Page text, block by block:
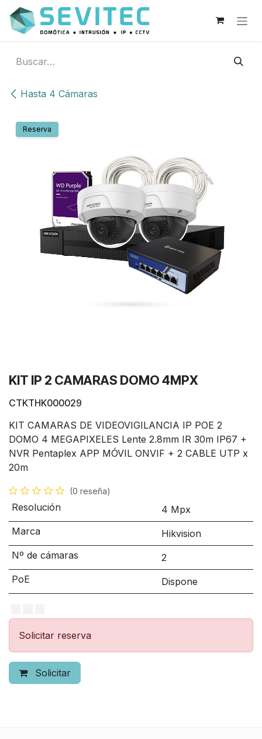
Ir al contenido
Hasta 4 Cámaras
Reserva
KIT IP 2 CAMARAS DOMO 4MPX
CTKTHK000029
KIT CAMARAS DE VIDEOVIGILANCIA IP POE 2
DOMO 4 MEGAPIXELES Lente 2.8mm IR 30m IP67 +
NVR Pentaplex APP MÓVIL ONVIF + 2 CABLE UTP x
20m
(0 reseña)
Resolución
4 Mpx
Marca
Hikvision
Nº de cámaras
2
PoE
Dispone
Solicitar reserva
Solicitar